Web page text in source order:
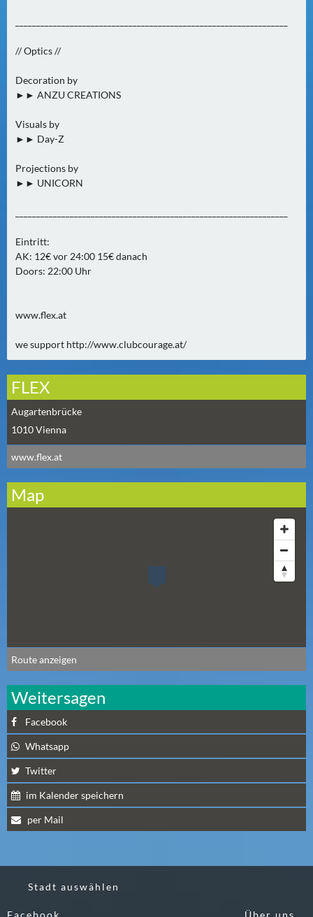
// Optics //
Decoration by
►► ANZU CREATIONS
Visuals by
►► Day-Z
Projections by
►► UNICORN
Eintritt:
AK: 12€ vor 24:00 15€ danach
Doors: 22:00 Uhr
www.flex.at
we support http://www.clubcourage.at/
FLEX
Augartenbrücke
1010Vienna
www.flex.at
Map
Route anzeigen
Weitersagen
Facebook
Whatsapp
Twitter
im Kalender speichern
per Mail
Stadt auswählen
Facebook Über uns